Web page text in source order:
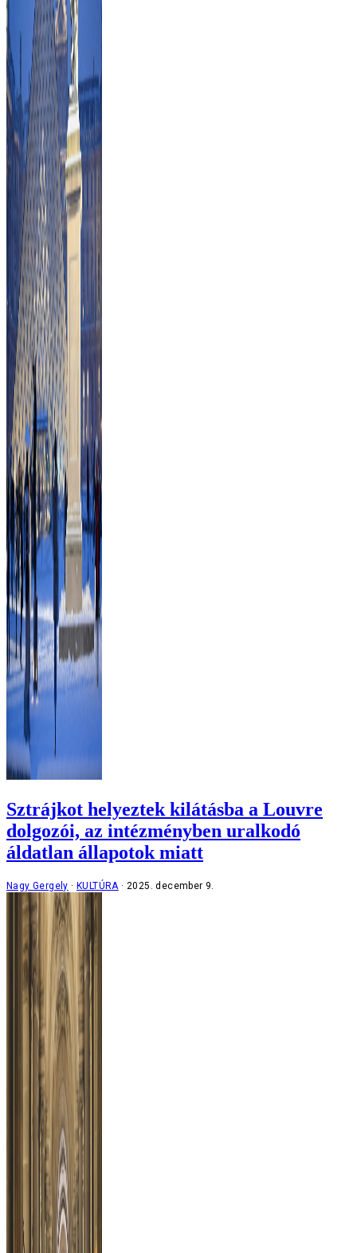
Sztrájkot helyeztek kilátásba a Louvre
dolgozói, az intézményben uralkodó
áldatlan állapotok miatt
Nagy Gergely KULTÚRA 2025. december 9.